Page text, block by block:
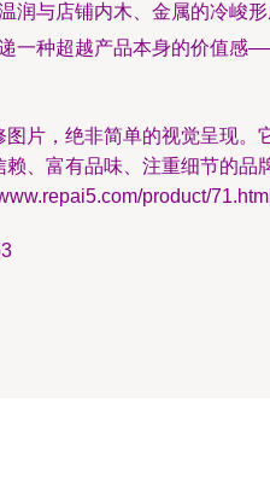
润与店铺内木、金属的冷峻形
一种超越产品本身的价值感
片，绝非简单的视觉呈现
、富有品味、注重细节的品
product/71.html